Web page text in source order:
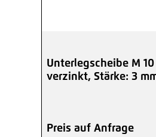
Unterlegscheibe M
verzinkt, Stärke: 3
Preis auf Anfrage